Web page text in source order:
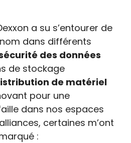
a su s’entourer de
dans différents
des données
de stockage
de matériel
pour une
dans nos espaces
certaines m’ont
: